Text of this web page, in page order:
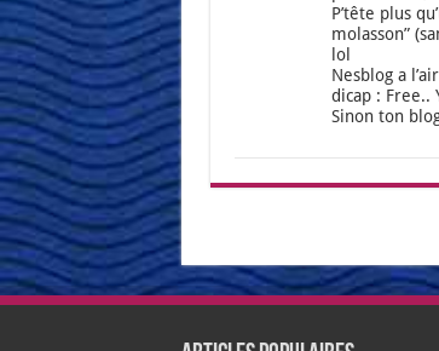
P’tête plus
molas­son”
lol
Nes­blog a
di­cap : Free..
Sinon ton